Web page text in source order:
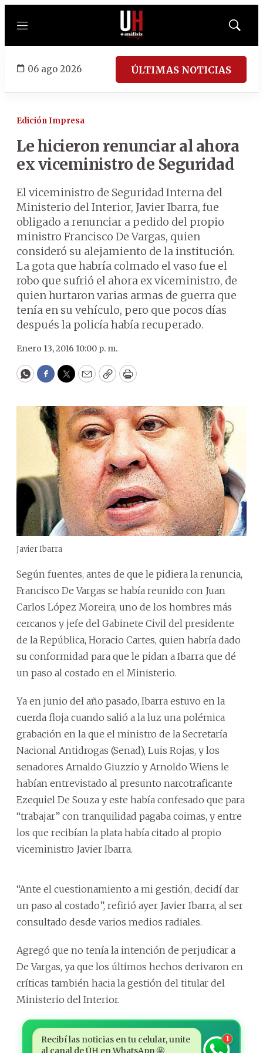
Menú
Mostrar
06 ago 2026 ÚLTIMAS NOTICIAS
Edición Impresa
Le hicieron renunciar al ahora
ex viceministro de Seguridad
El viceministro de Seguridad Interna del
Ministerio del Interior, Javier Ibarra, fue
obligado a renunciar a pedido del propio
ministro Francisco De Vargas, quien
consideró su alejamiento de la institución.
La gota que habría colmado el vaso fue el
robo que sufrió el ahora ex viceministro, de
quien hurtaron varias armas de guerra que
tenía en su vehículo, pero que pocos días
después la policía había recuperado.
Enero 13, 2016 10:00 p. m.
WhatsApp
Facebook
Twitter
EmailCopyPrint
Javier Ibarra
Según fuentes, antes de que le pidiera la renuncia,
Francisco De Vargas se había reunido con Juan
Carlos López Moreira, uno de los hombres más
cercanos y jefe del Gabinete Civil del presidente
de la República, Horacio Cartes, quien habría dado
su conformidad para que le pidan a Ibarra que dé
un paso al costado en el Ministerio.
Ya en junio del año pasado, Ibarra estuvo en la
cuerda floja cuando salió a la luz una polémica
grabación en la que el ministro de la Secretaría
Nacional Antidrogas (Senad), Luis Rojas, y los
senadores Arnaldo Giuzzio y Arnoldo Wiens le
habían entrevistado al presunto narcotraficante
Ezequiel De Souza y este había confesado que para
“trabajar” con tranquilidad pagaba coimas, y entre
los que recibían la plata había citado al propio
viceministro Javier Ibarra.
“Ante el cuestionamiento a mi gestión, decidí dar
un paso al costado”, refirió ayer Javier Ibarra, al ser
consultado desde varios medios radiales.
Agregó que no tenía la intención de perjudicar a
De Vargas, ya que los últimos hechos derivaron en
críticas también hacia la gestión del titular del
Ministerio del Interior.
Recibí las noticias en tu celular, unite
al canal de ÚH en WhatsApp 🤩
1